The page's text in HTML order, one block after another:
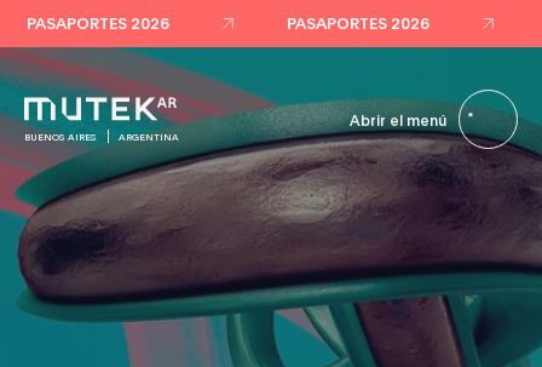
PASAPORTES 2026 PASAPORTES 2026
BUENOS AIRES ARGENTINA
Abrir el menú